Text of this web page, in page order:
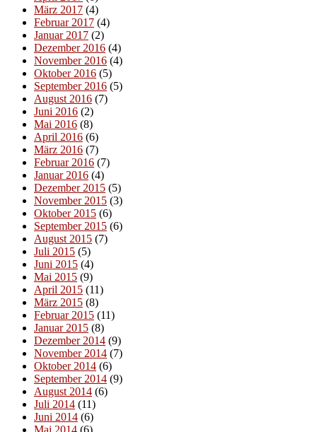
März 2017 (4)
Februar 2017 (4)
Januar 2017 (2)
Dezember 2016 (4)
November 2016 (4)
Oktober 2016 (5)
September 2016 (5)
August 2016 (7)
Juni 2016 (2)
Mai 2016 (8)
April 2016 (6)
März 2016 (7)
Februar 2016 (7)
Januar 2016 (4)
Dezember 2015 (5)
November 2015 (3)
Oktober 2015 (6)
September 2015 (6)
August 2015 (7)
Juli 2015 (5)
Juni 2015 (4)
Mai 2015 (9)
April 2015 (11)
März 2015 (8)
Februar 2015 (11)
Januar 2015 (8)
Dezember 2014 (9)
November 2014 (7)
Oktober 2014 (6)
September 2014 (9)
August 2014 (6)
Juli 2014 (11)
Juni 2014 (6)